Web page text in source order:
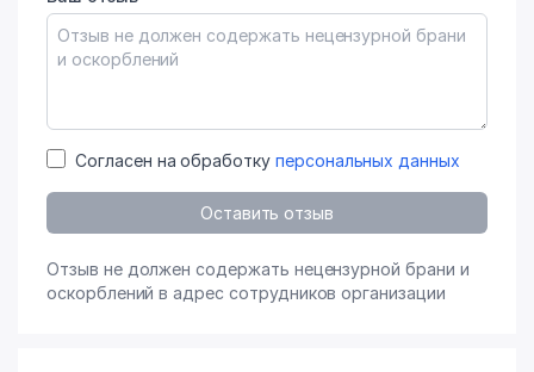
Согласен на обработку персональных данных
Оставить отзыв
Отзыв не должен содержать нецензурной брани и
оскорблений в адрес сотрудников организации